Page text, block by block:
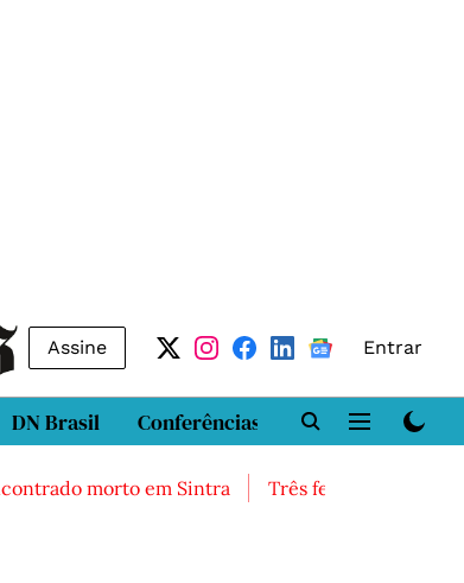
Assine Entrar
DN Brasil Conferências DN LAB
morto em Sintra Três feridos graves